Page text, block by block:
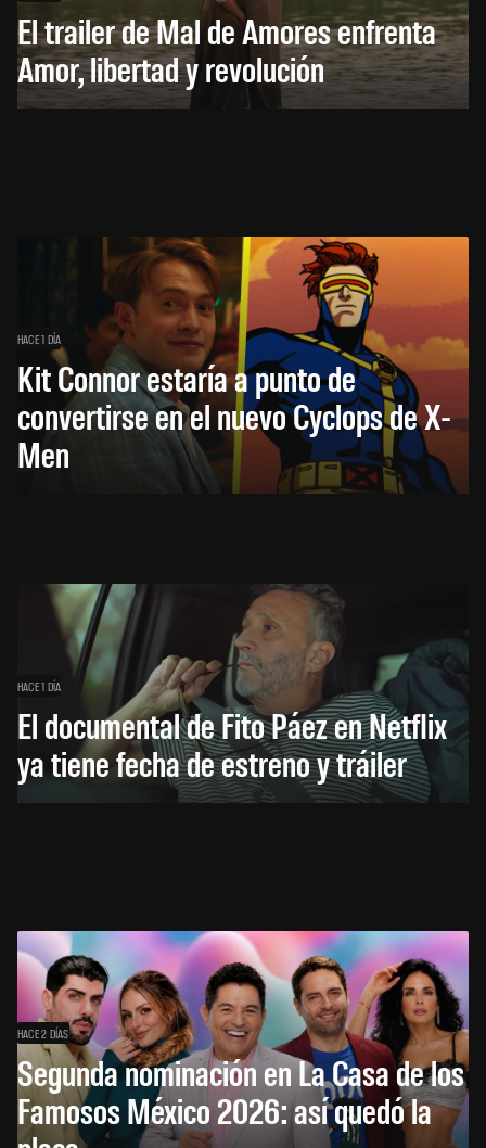
El trailer de Mal de Amores enfrenta
Amor, libertad y revolución
HACE 1 DÍA
Kit Connor estaría a punto de
convertirse en el nuevo Cyclops de X-
Men
HACE 1 DÍA
El documental de Fito Páez en Netflix
ya tiene fecha de estreno y tráiler
HACE 2 DÍAS
Segunda nominación en La Casa de los
Famosos México 2026: así quedó la